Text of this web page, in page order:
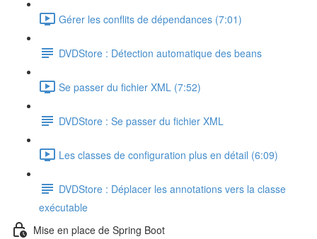
Gérer les conflits de dépendances (7:01)
DVDStore : Détection automatique des beans
Se passer du fichier XML (7:52)
DVDStore : Se passer du fichier XML
Les classes de configuration plus en détail (6:09)
DVDStore : Déplacer les annotations vers la classe
exécutable
Mise en place de Spring Boot